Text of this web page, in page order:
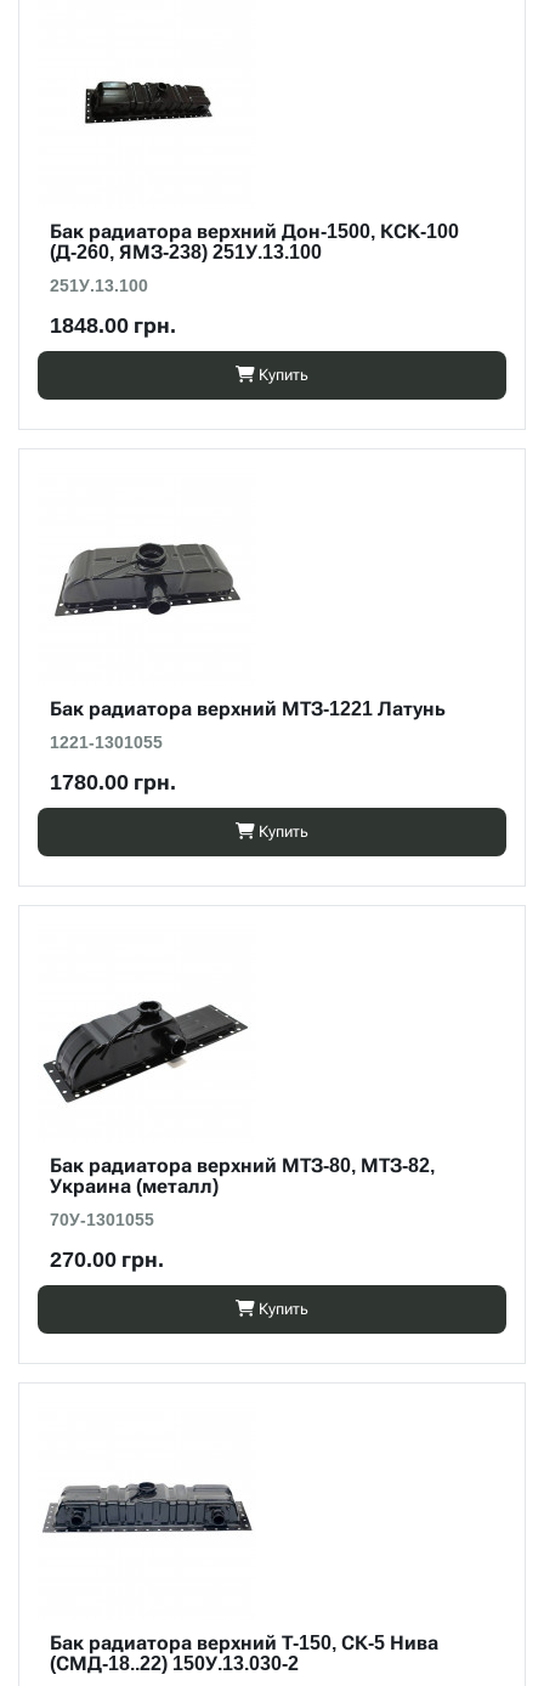
Бак радиатора верхний Дон-1500, КСК-100
(Д-260, ЯМЗ-238) 251У.13.100
251У.13.100
1848.00 грн.
Купить
Бак радиатора верхний МТЗ-1221 Латунь
1221-1301055
1780.00 грн.
Купить
Бак радиатора верхний МТЗ-80, МТЗ-82,
Украина (металл)
70У-1301055
270.00 грн.
Купить
Бак радиатора верхний Т-150, СК-5 Нива
(СМД-18..22) 150У.13.030-2